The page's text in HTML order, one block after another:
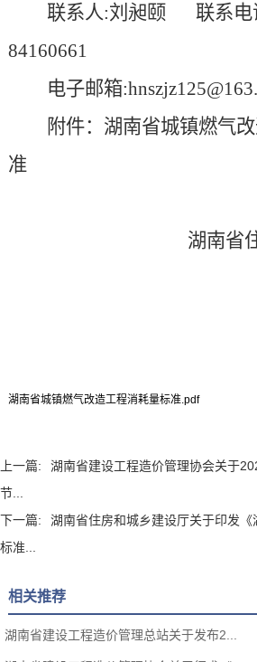
联系人:刘昶颐 联系电
84160661
电子邮箱:
附件： 湖南省城镇燃气
准
湖南省
湖南省城镇燃气改造工程消耗量标准.pdf
上一篇:
湖南省建设工程造价管理协会关于
节...
下一篇:
湖南省住房和城乡建设厅关于印发
标准...
相关推荐
湖南省建设工程造价管理总站关于发布2...